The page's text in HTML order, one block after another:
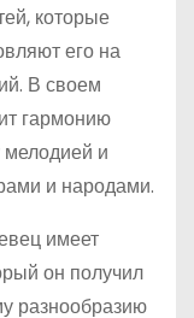
которые
его на
В своем
гармонию
и
и народами.
имеет
он получил
разнообразию